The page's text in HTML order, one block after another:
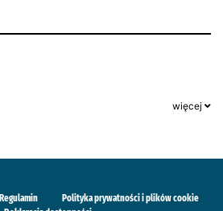
więcej
Regulamin
Polityka prywatności i plików cookie